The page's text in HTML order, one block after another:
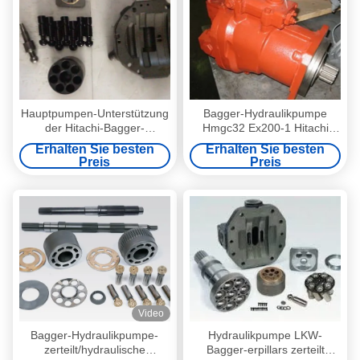
Hauptpumpen-Unterstützung
der Hitachi-Bagger-
Hydraulikpumpe-Reparatur-
Teil-HPV091
Erhalten Sie besten
Preis
Bagger-Hydraulikpumpe
Hmgc32 Ex200-1 Hitachi
zerteilt Fahrmotor-Ersatz
Erhalten Sie besten
Preis
Video
Bagger-Hydraulikpumpe-
zerteilt/hydraulische
Hydraulikpumpe LKW-
Bagger-erpillars zerteilt